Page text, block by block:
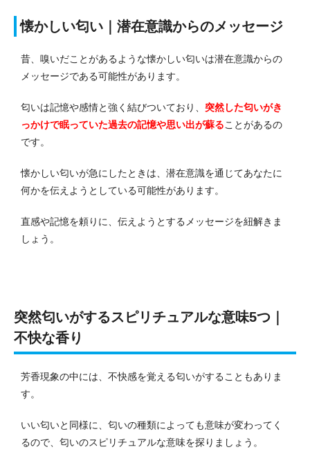
懐かしい匂い｜潜在意識からのメッセージ
昔、嗅いだことがあるような懐かしい匂いは潜在意識からの
メッセージである可能性があります。
匂いは記憶や感情と強く結びついており、 突然した匂いがき
っかけで眠っていた過去の記憶や思い出が蘇ることがあるの
です。
懐かしい匂いが急にしたときは、潜在意識を通じてあなたに
何かを伝えようとしている可能性があります。
直感や記憶を頼りに、伝えようとするメッセージを紐解きま
しょう。
突然匂いがするスピリチュアルな意味5つ｜
不快な香り
芳香現象の中には、不快感を覚える匂いがすることもありま
す。
いい匂いと同様に、匂いの種類によっても意味が変わってく
るので、匂いのスピリチュアルな意味を探りましょう。